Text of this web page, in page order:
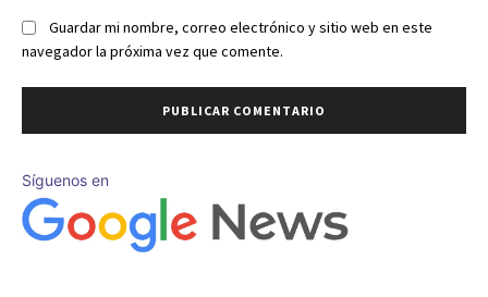
Guardar mi nombre, correo electrónico y sitio web en este
navegador la próxima vez que comente.
Síguenos en